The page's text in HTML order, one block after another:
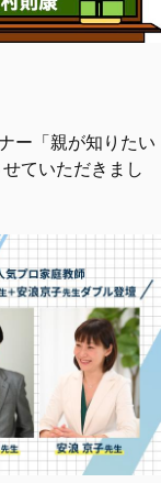
ー「親が知りたい
ていただきまし